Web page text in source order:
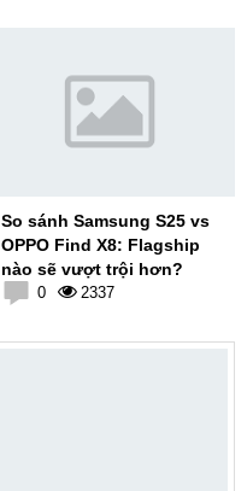
So sánh Samsung S25 vs
OPPO Find X8: Flagship
nào sẽ vượt trội hơn?
0 2337